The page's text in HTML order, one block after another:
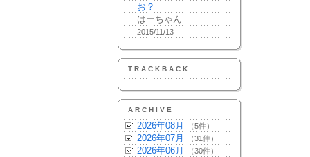
お？
はーちゃん
2015/11/13
TRACKBACK
ARCHIVE
2026年08月 （5件）
2026年07月 （31件）
2026年06月 （30件）